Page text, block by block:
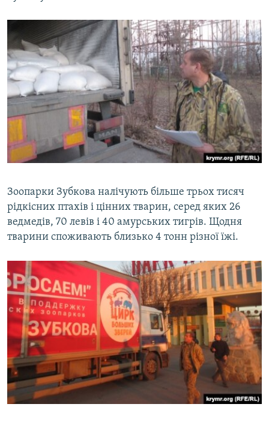
Зоопарки Зубкова налічують більше трьох тисяч
рідкісних птахів і цінних тварин, серед яких 26
ведмедів, 70 левів і 40 амурських тигрів. Щодня
тварини споживають близько 4 тонн різної їжі.